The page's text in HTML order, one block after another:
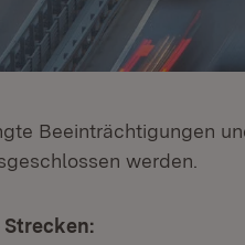
Beeinträchtigungen
werden.